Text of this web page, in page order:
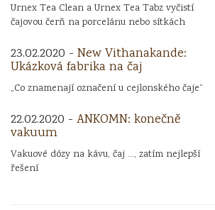
Urnex Tea Clean a Urnex Tea Tabz vyčistí
čajovou čerň na porcelánu nebo sítkách
23.02.2020 - New Vithanakande:
Ukázková fabrika na čaj
„Co znamenají označení u cejlonského čaje“
22.02.2020 - ANKOMN: konečně
vakuum
Vakuové dózy na kávu, čaj ..., zatím nejlepší
řešení